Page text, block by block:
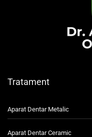
Tratament
Aparat Dentar Metalic
Aparat Dentar Ceramic